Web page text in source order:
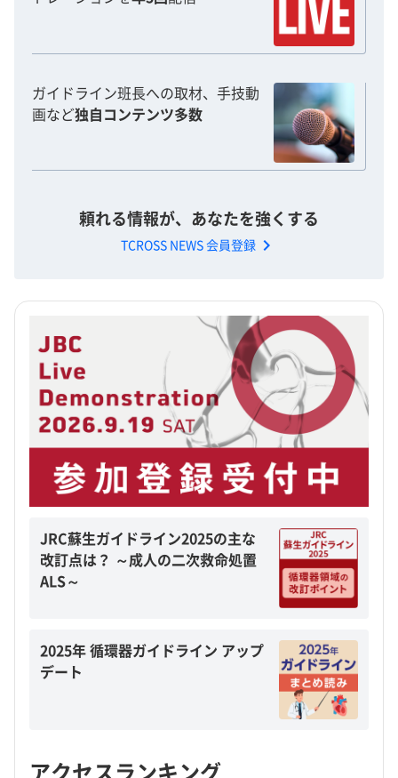
ガイドライン班長への取材、手技動
画など独自コンテンツ多数
頼れる情報が、あなたを強くする
TCROSS NEWS 会員登録 chevron_right
JRC蘇生ガイドライン2025の主な
改訂点は？ ～成人の二次救命処置
ALS～
2025年 循環器ガイドライン アップ
デート
アクセスランキング